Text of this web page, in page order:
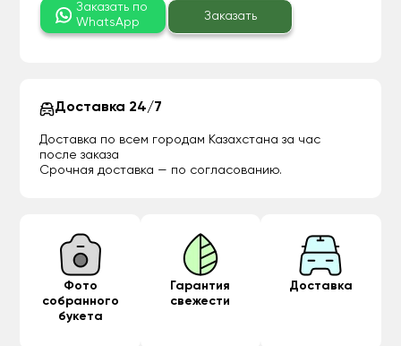
Заказать по
WhatsApp
Заказать
Доставка 24/7
Доставка по всем городам Казахстана за час
после заказа
Срочная доставка — по согласованию.
Фото
собранного
букета
Гарантия
свежести
Доставка